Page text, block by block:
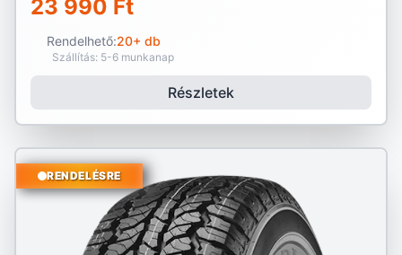
23 990 Ft
Rendelhető:20+ db
Szállítás: 5-6 munkanap
Részletek
RENDELÉSRE